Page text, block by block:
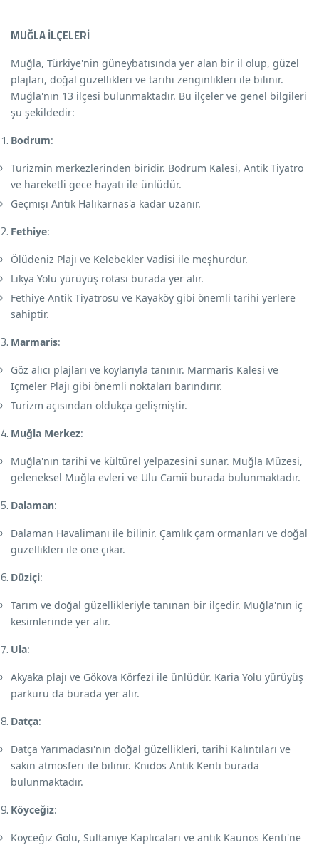
MUĞLA İLÇELERİ
Muğla, Türkiye'nin güneybatısında yer alan bir il olup, güzel
plajları, doğal güzellikleri ve tarihi zenginlikleri ile bilinir.
Muğla'nın 13 ilçesi bulunmaktadır. Bu ilçeler ve genel bilgileri
şu şekildedir:
Bodrum:
Turizmin merkezlerinden biridir. Bodrum Kalesi, Antik Tiyatro
ve hareketli gece hayatı ile ünlüdür.
Geçmişi Antik Halikarnas'a kadar uzanır.
Fethiye:
Ölüdeniz Plajı ve Kelebekler Vadisi ile meşhurdur.
Likya Yolu yürüyüş rotası burada yer alır.
Fethiye Antik Tiyatrosu ve Kayaköy gibi önemli tarihi yerlere
sahiptir.
Marmaris:
Göz alıcı plajları ve koylarıyla tanınır. Marmaris Kalesi ve
İçmeler Plajı gibi önemli noktaları barındırır.
Turizm açısından oldukça gelişmiştir.
Muğla Merkez:
Muğla'nın tarihi ve kültürel yelpazesini sunar. Muğla Müzesi,
geleneksel Muğla evleri ve Ulu Camii burada bulunmaktadır.
Dalaman:
Dalaman Havalimanı ile bilinir. Çamlık çam ormanları ve doğal
güzellikleri ile öne çıkar.
Düziçi:
Tarım ve doğal güzellikleriyle tanınan bir ilçedir. Muğla'nın iç
kesimlerinde yer alır.
Ula:
Akyaka plajı ve Gökova Körfezi ile ünlüdür. Karia Yolu yürüyüş
parkuru da burada yer alır.
Datça:
Datça Yarımadası'nın doğal güzellikleri, tarihi Kalıntıları ve
sakin atmosferi ile bilinir. Knidos Antik Kenti burada
bulunmaktadır.
Köyceğiz:
Köyceğiz Gölü, Sultaniye Kaplıcaları ve antik Kaunos Kenti'ne